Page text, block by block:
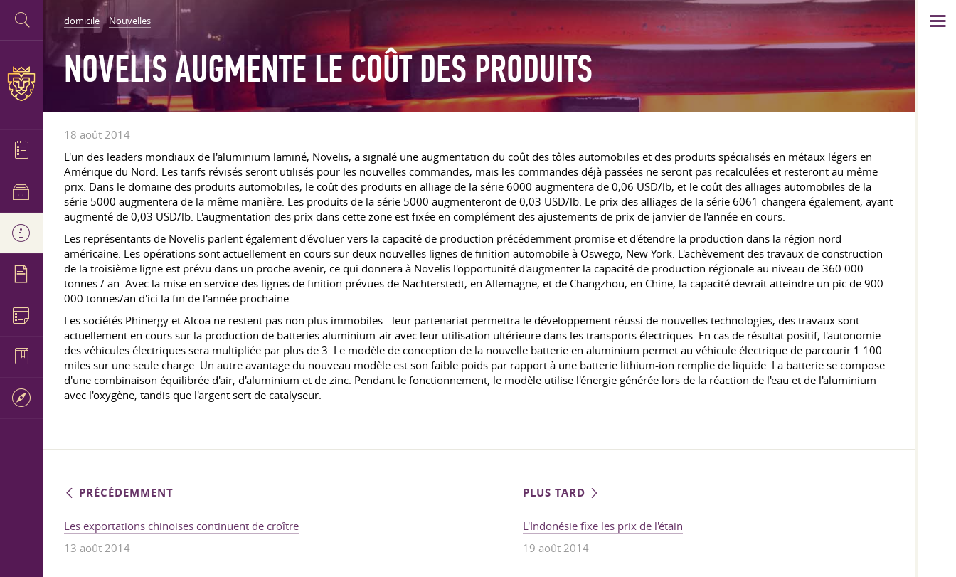
domicile Nouvelles
NOVELIS AUGMENTE LE COÛT DES PRODUITS
18 août 2014
L'un des leaders mondiaux de l'aluminium laminé, Novelis, a signalé une augmentation du coût des tôles automobiles et des produits spécialisés en métaux légers en
Amérique du Nord. Les tarifs révisés seront utilisés pour les nouvelles commandes, mais les commandes déjà passées ne seront pas recalculées et resteront au même
prix. Dans le domaine des produits automobiles, le coût des produits en alliage de la série 6000 augmentera de 0,06 USD/lb, et le coût des alliages automobiles de la
série 5000 augmentera de la même manière. Les produits de la série 5000 augmenteront de 0,03 USD/lb. Le prix des alliages de la série 6061 changera également, ayant
augmenté de 0,03 USD/lb. L'augmentation des prix dans cette zone est fixée en complément des ajustements de prix de janvier de l'année en cours.
Les représentants de Novelis parlent également d'évoluer vers la capacité de production précédemment promise et d'étendre la production dans la région nord-
américaine. Les opérations sont actuellement en cours sur deux nouvelles lignes de finition automobile à Oswego, New York. L'achèvement des travaux de construction
de la troisième ligne est prévu dans un proche avenir, ce qui donnera à Novelis l'opportunité d'augmenter la capacité de production régionale au niveau de 360 000
tonnes / an. Avec la mise en service des lignes de finition prévues de Nachterstedt, en Allemagne, et de Changzhou, en Chine, la capacité devrait atteindre un pic de 900
000 tonnes/an d'ici la fin de l'année prochaine.
Les sociétés Phinergy et Alcoa ne restent pas non plus immobiles - leur partenariat permettra le développement réussi de nouvelles technologies, des travaux sont
actuellement en cours sur la production de batteries aluminium-air avec leur utilisation ultérieure dans les transports électriques. En cas de résultat positif, l'autonomie
des véhicules électriques sera multipliée par plus de 3. Le modèle de conception de la nouvelle batterie en aluminium permet au véhicule électrique de parcourir 1 100
miles sur une seule charge. Un autre avantage du nouveau modèle est son faible poids par rapport à une batterie lithium-ion remplie de liquide. La batterie se compose
d'une combinaison équilibrée d'air, d'aluminium et de zinc. Pendant le fonctionnement, le modèle utilise l'énergie générée lors de la réaction de l'eau et de l'aluminium
avec l'oxygène, tandis que l'argent sert de catalyseur.
PRÉCÉDEMMENT
Les exportations chinoises continuent de croître
13 août 2014
PLUS TARD
L'Indonésie fixe les prix de l'étain
19 août 2014